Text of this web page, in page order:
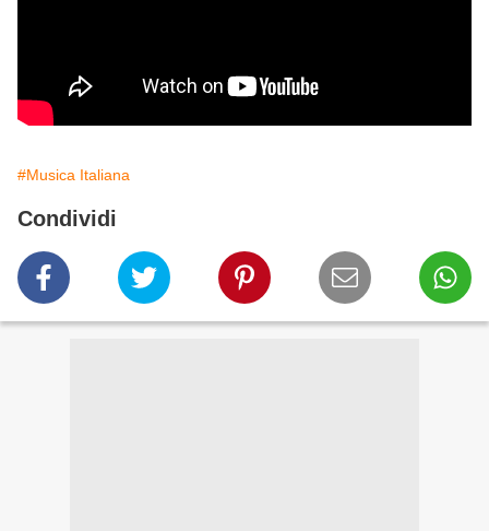
#Musica Italiana
Condividi